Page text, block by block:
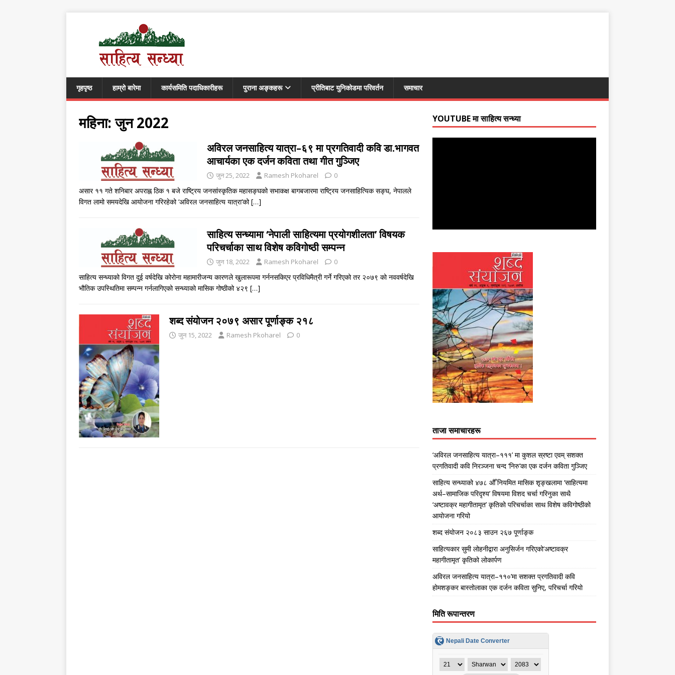
गृहपृष्ठ हाम्रो बारेमा कार्यसमिति पदाधिकारीहरू पुराना अङ्कहरू प्रीतिबाट युनिकोडमा परिवर्तन समाचार
महिना:जुन 2022
अविरल जनसाहित्य यात्रा–६९ मा प्रगतिवादी कवि डा.भागवत
आचार्यका एक दर्जन कविता तथा गीत गुञ्जिए
जुन 25, 2022 Ramesh Pkoharel 0
असार ११ गते शनिबार अपराह्न ठिक १ बजे राष्ट्रिय जनसांस्कृतिक महासङ्घको सभाकक्ष बागबजारमा राष्ट्रिय जनसाहित्यिक सङ्घ, नेपालले
विगत लामो समयदेखि आयोजना गरिरहेको ‘अविरल जनसाहित्य यात्रा’को[…]
साहित्य सन्ध्यामा ‘नेपाली साहित्यमा प्रयोगशीलता’ विषयक
परिचर्चाका साथ विशेष कविगोष्ठी सम्पन्न
जुन 18, 2022 Ramesh Pkoharel 0
साहित्य सन्ध्याको विगत दुई वर्षदेखि कोरोना महामारीजन्य कारणले खुलारूपमा गर्ननसकिएर प्रविधिमैत्री गर्ने गरिएको तर २०७९ को नववर्षदेखि
भौतिक उपस्थितिमा सम्पन्न गर्नलागिएको सन्ध्याको मासिक गोष्ठीको ४२९ […]
शब्द संयोजन २०७९ असार पूर्णाङ्क २१८
जुन 15, 2022 Ramesh Pkoharel 0
YOUTUBE मा साहित्य सन्ध्या
ताजा समाचारहरू
‘अविरल जनसाहित्य यात्रा–१११’ मा कुशल स्रष्टा एवम् सशक्त
प्रगतिवादी कवि निरञ्जना चन्द ‘निरु’का एक दर्जन कविता गुञ्जिए
साहित्य सन्ध्याको ४७८ औँ नियमित मासिक शृङ्खलामा ‘साहित्यमा
अर्थ–सामाजिक परिदृश्य’ विषयमा विशद चर्चा गरिनुका साथै
‘अष्टावक्र महागीतामृत’ कृतिको परिचर्चाका साथ विशेष कविगोष्ठीको
आयोजना गरियो
शब्द संयोजन २०८३ साउन २६७ पूर्णाङ्क
साहित्यकार सुमी लोहनीद्वारा अनुसिर्जन गरिएको‘अष्टावक्र
महागीतामृत’ कृतिको लोकार्पण
अविरल जनसाहित्य यात्रा–११०’मा सशक्त प्रगतिवादी कवि
होमशङ्कर बास्तोलाका एक दर्जन कविता सुनिए, परिचर्चा गरियो
मिति रूपान्तरण
Nepali Date Converter